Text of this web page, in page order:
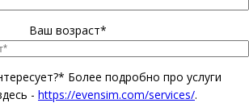
Ваш возраст*
Более подробно про услуги
- https://evensim.com/services/.